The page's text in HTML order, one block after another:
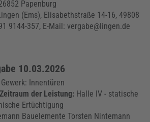
Papenburg
(Ems), Elisabethstraße 14-16, 49808
9144-357, E-Mail: vergabe@lingen.de
10.03.2026
Gewerk: Innentüren
der Leistung: Halle IV - statische
Ertüchtigung
Bauelemente Torsten Nintemann